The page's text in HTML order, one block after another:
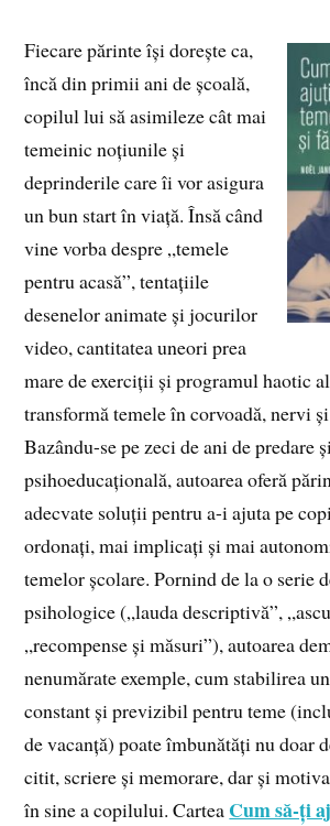
Fiecare părinte își dorește ca,
încă din primii ani de școală,
copilul lui să asimileze cât mai
temeinic noțiunile și
deprinderile care îi vor asigura
un bun start în viață. Însă când
vine vorba despre „temele
pentru acasă”, tentațiile
desenelor animate și jocurilor
video, cantitatea uneori prea
mare de exerciții și programul haotic
transformă temele în corvoadă, nervi
Bazându-se pe zeci de ani de predare
psihoeducațională, autoarea oferă
adecvate soluții pentru a-i ajuta pe
ordonați, mai implicați și mai
temelor școlare. Pornind de la o serie
psihologice („lauda descriptivă”,
„recompense și măsuri”), autoarea
nenumărate exemple, cum stabilirea
constant și previzibil pentru teme
de vacanță) poate îmbunătăți nu doar
citit, scriere și memorare, dar și
în sine a copilului. Cartea Cum să-ți